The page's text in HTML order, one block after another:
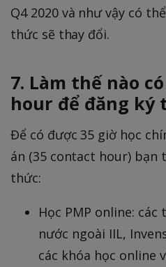
Q4 2020 và như vậy có
thức sẽ thay đổi.
7. Làm thế nào
hour để đăng ký
Để có được 35 giờ học
án (35 contact hour) bạn
thức:
Học PMP online:
nước ngoài IIL,
các khóa học online